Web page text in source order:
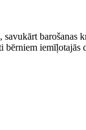
savukārt barošanas
iemīļotajās